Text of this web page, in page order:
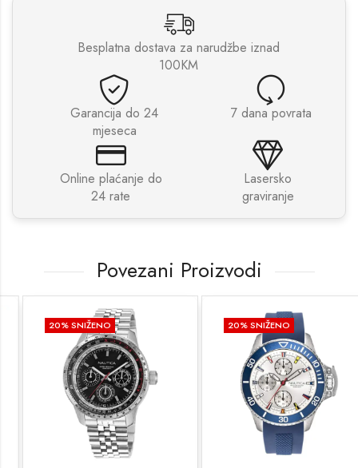
Besplatna dostava za narudžbe iznad
100KM
Garancija do 24
mjeseca
7 dana povrata
Online plaćanje do
24 rate
Lasersko
graviranje
Povezani Proizvodi
% SNIŽENO % SNIŽENO